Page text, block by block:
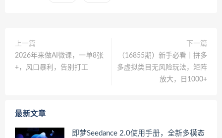
上一篇
2026年来做AI微课，一单8张
+，风口暴利，告别打工
下一篇
（16855期）新手必看｜拼多
多虚拟类目无风险玩法，矩阵
放大，日1000+
最新文章
即梦Seedance 2.0使用手册，全新多模态